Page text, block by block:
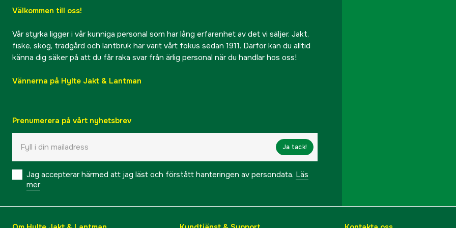
Välkommen till oss!
Vår styrka ligger i vår kunniga personal som har lång erfarenhet av det vi säljer. Jakt,
fiske, skog, trädgård och lantbruk har varit vårt fokus sedan 1911. Därför kan du alltid
känna dig säker på att du får raka svar från ärlig personal när du handlar hos oss!
Vännerna på Hylte Jakt & Lantman
Prenumerera på vårt nyhetsbrev
Ja tack!
Jag accepterar härmed att jag läst och förstått hanteringen av persondata. Läs
mer